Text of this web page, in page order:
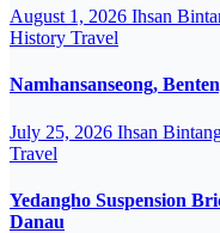
August 1, 2026 Ihsan
History Travel
Namhansanseong,
July 25, 2026 Ihsan
Travel
Yedangho Suspension
Danau